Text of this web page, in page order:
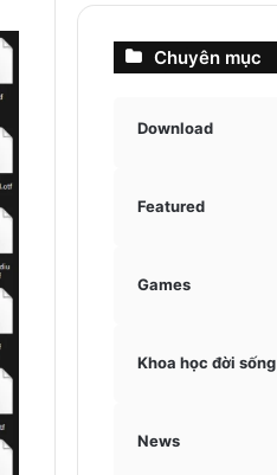
Chuyên mục
Download
Featured
Games
Khoa học đời sống
News